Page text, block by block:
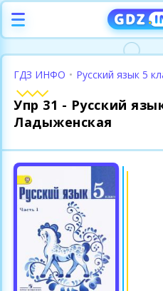
ГДЗ ИНФО • Русский язык 5
Упр 31 - Русский
Ладыженская